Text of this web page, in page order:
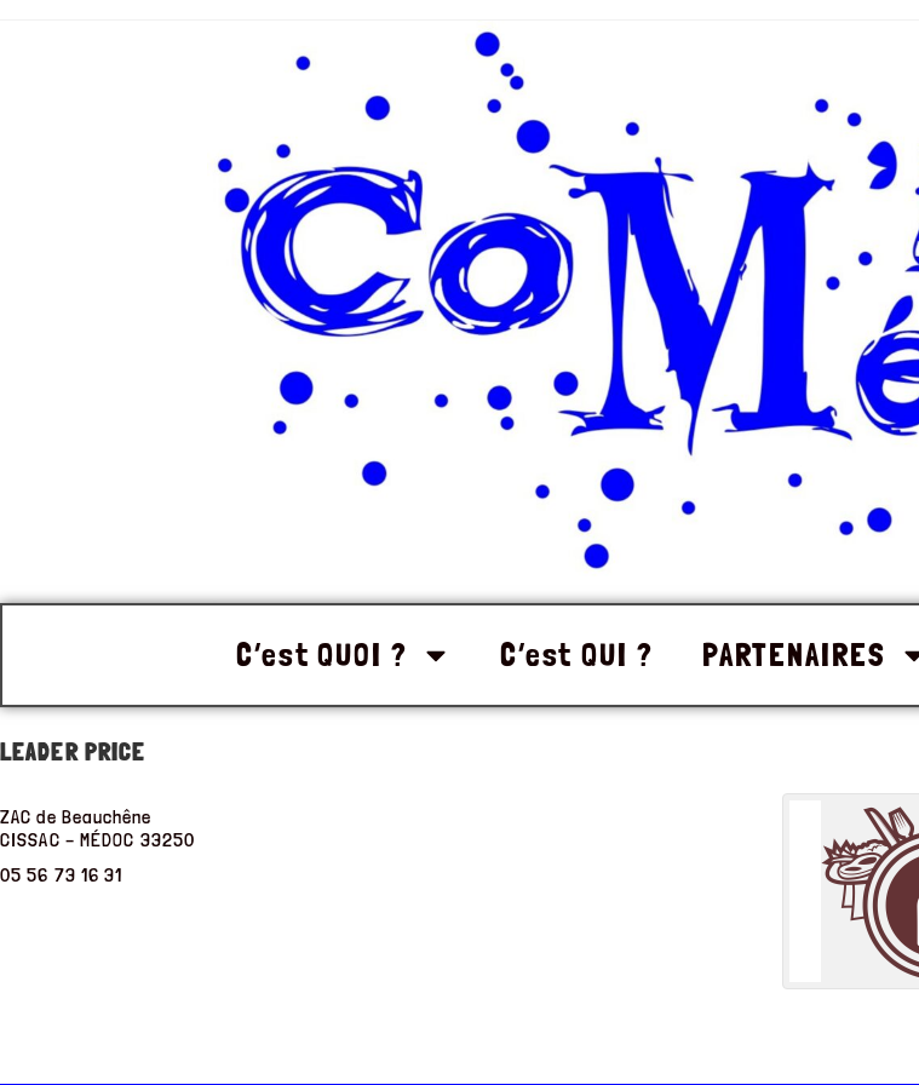
C’est QUOI ? C’est QUI ? PARTENAIRES
LEADER PRICE
ZAC de Beauchêne
CISSAC – MÉDOC 33250
05 56 73 16 31